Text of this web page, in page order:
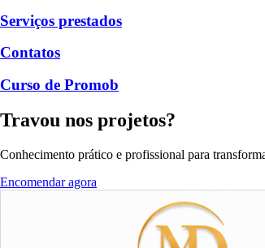
Serviços prestados
Contatos
Curso de Promob
Travou nos projetos?
Conhecimento prático e profissional para
Encomendar agora